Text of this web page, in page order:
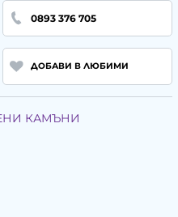
0893 376 705
ДОБАВИ В ЛЮБИМИ
КАМЪНИ